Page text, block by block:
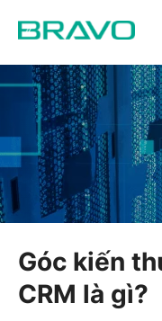
Góc kiến
CRM là gì?